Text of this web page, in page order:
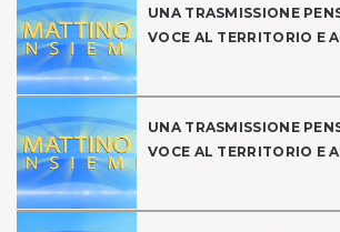
UNA TRASMISSIONE
VOCE AL TERRITORIO E
UNA TRASMISSIONE
VOCE AL TERRITORIO E